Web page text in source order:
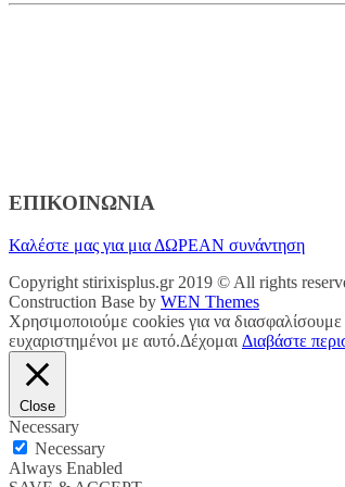
ΕΠΙΚΟΙΝΩΝΙΑ
Καλέστε μας για μια ΔΩΡΕΑΝ συνάντηση
Copyright stirixisplus.gr 2019 © All rights
Construction Base by WEN Themes
Χρησιμοποιούμε cookies για να διασφαλίσουμε
ευχαριστημένοι με αυτό.Δέχομαι Διαβάστε
Close
Necessary
Necessary
Always Enabled